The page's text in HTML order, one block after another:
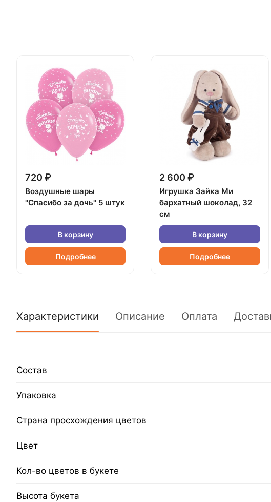
720 ₽
Воздушные шары
"Спасибо за дочь" 5 штук
В корзину
Подробнее
2 600 ₽
Игрушка Зайка Ми
бархатный шоколад, 32
см
В корзину
Подробнее
Характеристики Описание Оплата
Состав
Упаковка
Страна просхождения цветов
Цвет
Кол-во цветов в букете
Высота букета